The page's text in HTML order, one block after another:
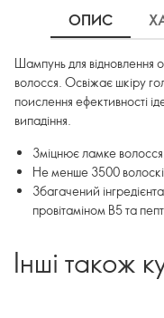
ОПИС
Шампунь для відновлення
волосся. Освіжає шкіру
поислення ефективності
випадіння.
Зміцнює ламке
Не менше 3500
Збагачений
провітаміном B5 та
Інші також